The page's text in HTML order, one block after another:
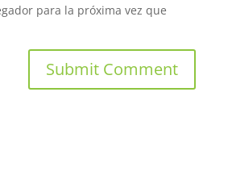
para la próxima vez que